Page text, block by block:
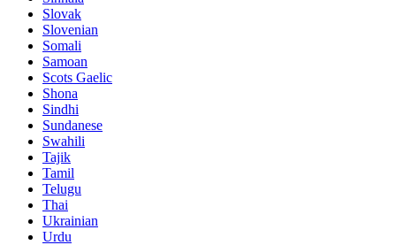
Slovak
Slovenian
Somali
Samoan
Scots Gaelic
Shona
Sindhi
Sundanese
Swahili
Tajik
Tamil
Telugu
Thai
Ukrainian
Urdu